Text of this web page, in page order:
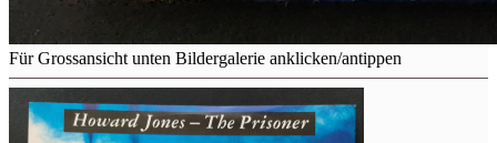
Für Grossansicht unten Bildergalerie anklicken/antippen